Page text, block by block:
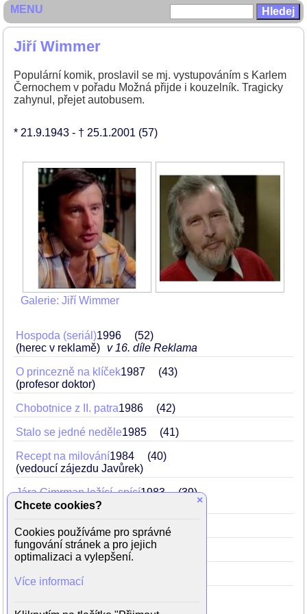
Jiří Wimmer
Populární komik, proslavil se mj. vystupováním s Karlem
Černochem v pořadu Možná přijde i kouzelník. Tragicky
zahynul, přejet autobusem.
* 21.9.1943 - † 25.1.2001 (57)
Galerie: Jiří Wimmer
Hospoda (seriál)1996
52
(herec v reklamě)
v 16. díle Reklama
O princezně na klíček1987
43
(profesor doktor)
Chobotnice z II. patra1986 42
Stalo se jedné neděle1985 41
Recept na milování1984
40
(vedoucí zájezdu Javůrek)
Jára Cimrman ležící, spící1983
39
(František Křižík)
Únos Moravanky1982 38 (Mráček)
Kaňka do pohádky1981
Žena pro tři muže
MENU
×
Chcete cookies?
Cookies používáme pro správné
fungování stránek a pro jejich
optimalizaci a vylepšení.
Více informací